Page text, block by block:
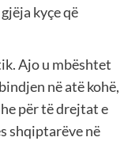
kyçe që
Ajo u mbështet
në atë kohë,
për të drejtat e
shqiptarëve në